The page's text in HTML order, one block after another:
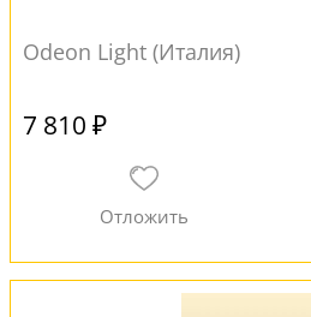
Odeon Light (Италия)
7 810 ₽